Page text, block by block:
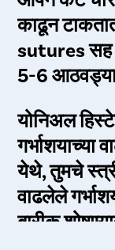
काढून
sutures सह
5-6
योनिअल
गर्भाशयाच्या
येथे, तुमचे
वाढलेले
बारीक